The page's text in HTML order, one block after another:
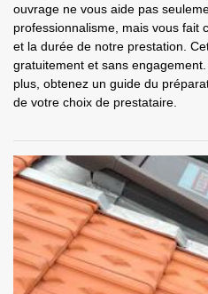
ouvrage ne vous aide pas
professionnalisme, mais vous fait
et la durée de notre prestation.
gratuitement et sans
plus, obtenez un guide du
de votre choix de prestataire.